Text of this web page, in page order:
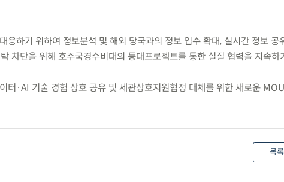
응하기 위하여 정보분석 및 해외 당국과의 정보 입수 확대, 실시간 정보 공
차단을 위해 호주국경수비대의 등대프로젝트를 통한 실질 협력을 지속하
터·AI 기술 경험 상호 공유 및 세관상호지원협정 대체를 위한 새로운
목록